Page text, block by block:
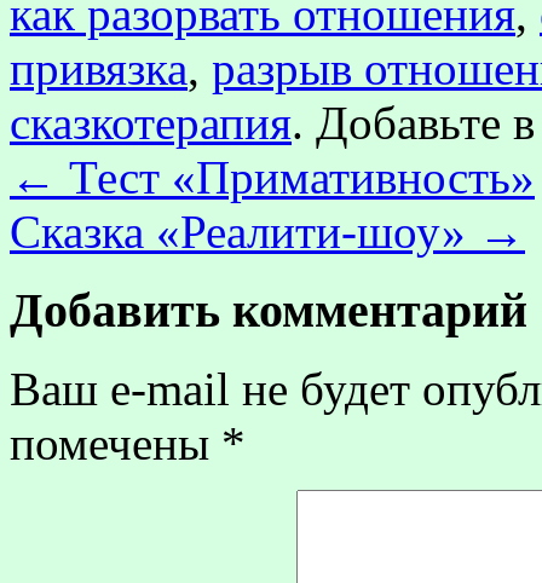
как разорвать отношения,
привязка, разрыв
сказкотерапия. Добавьте
← Тест «Примативность»
Сказка «Реалити-шоу» →
Добавить комментарий
Ваш e-mail не будет
помечены *